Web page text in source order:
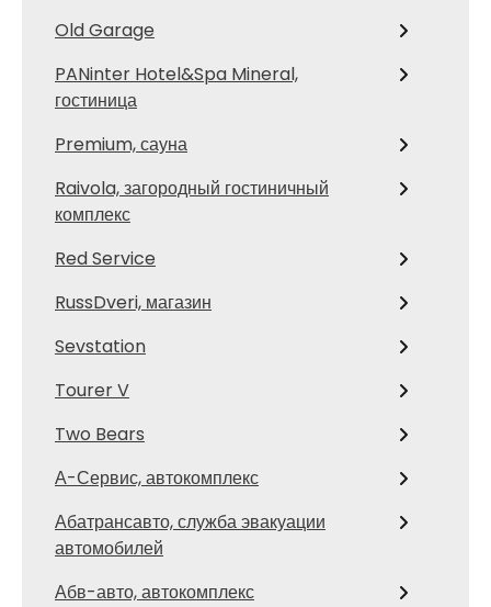
Old Garage
PANinter Hotel&Spa Mineral,
гостиница
Premium, сауна
Raivola, загородный гостиничный
комплекс
Red Service
RussDveri, магазин
Sevstation
Tourer V
Two Bears
А-Сервис, автокомплекс
Абатрансавто, служба эвакуации
автомобилей
Абв-авто, автокомплекс